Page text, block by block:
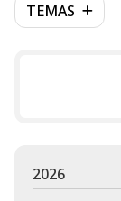
TEMAS
2026